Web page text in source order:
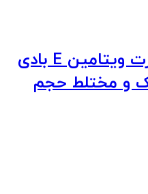
ژل شستشوی صورت ویتامین E بادی
و مختلط حجم